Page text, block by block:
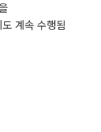
계속 수행됨